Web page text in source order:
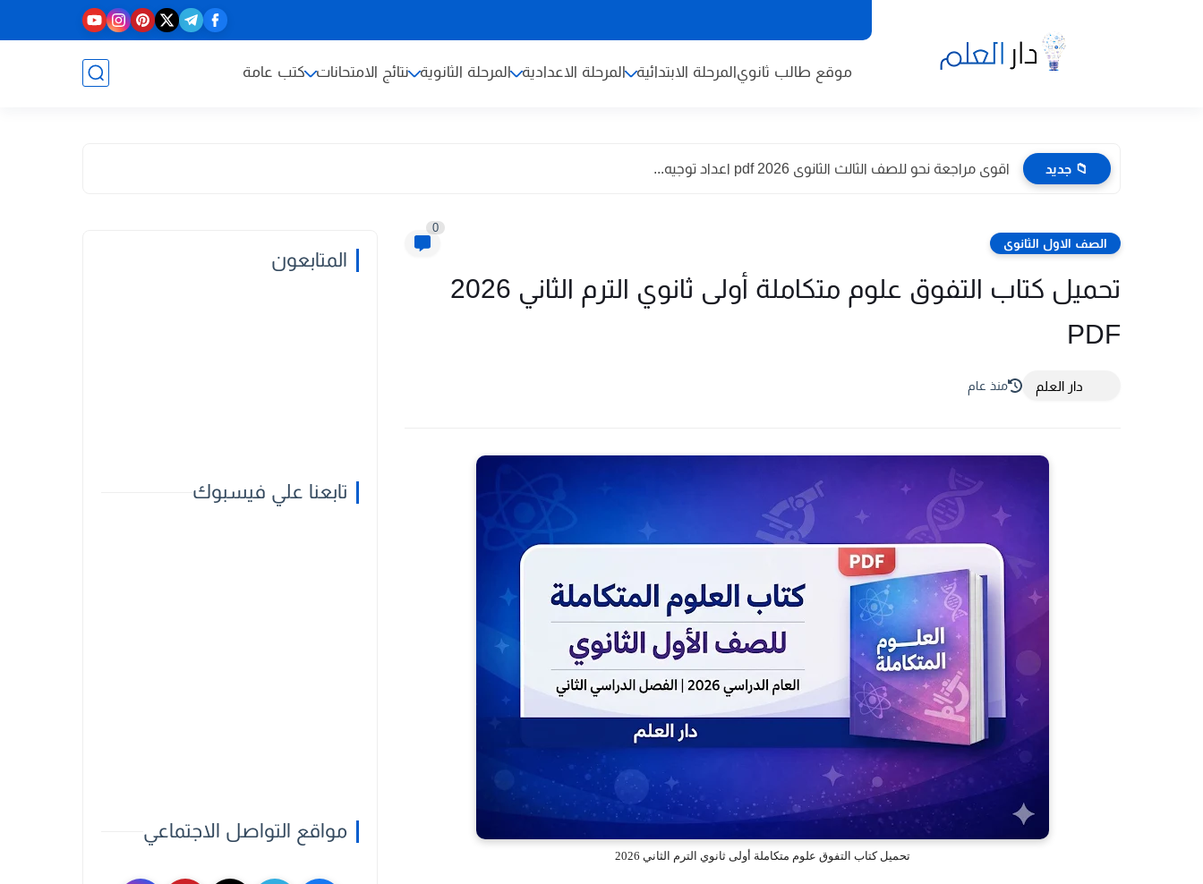
موقع طالب ثانويالمرحلة الابتدائية المرحلة الاعدادية المرحلة الثانوية نتائج الامتحانات كتب عامة
📁 جديد اقوى مراجعة نحو للصف الثالث الثانوى 2026 pdf اعداد توجيه...
الصف الاول الثانوى
0
تحميل كتاب التفوق علوم متكاملة أولى ثانوي الترم الثاني 2026
PDF
دار العلم منذ عام
تحميل كتاب التفوق علوم متكاملة أولى ثانوي الترم الثاني 2026
المتابعون
تابعنا علي فيسبوك
مواقع التواصل الاجتماعي